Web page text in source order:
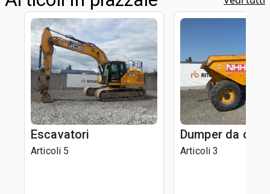
Escavatori
Articoli 5
Dumper da
Articoli 3